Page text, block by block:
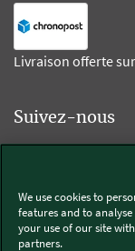
Livraison offerte
Suivez-nous
We use cookies to
features and to
your use of our site
partners.